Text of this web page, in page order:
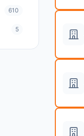
610
5